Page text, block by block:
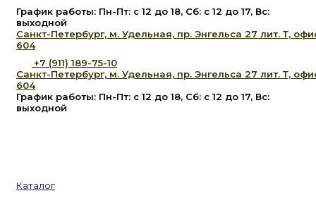
График работы: Пн-Пт: с 12 до 18, Сб: с 12 до 17, Вс:
выходной
Санкт-Петербург, м. Удельная, пр. Энгельса 27 лит. Т,
604
+7 (911) 189-75-10
Санкт-Петербург, м. Удельная, пр. Энгельса 27 лит. Т,
604
График работы: Пн-Пт: с 12 до 18, Сб: с 12 до 17, Вс:
выходной
Каталог